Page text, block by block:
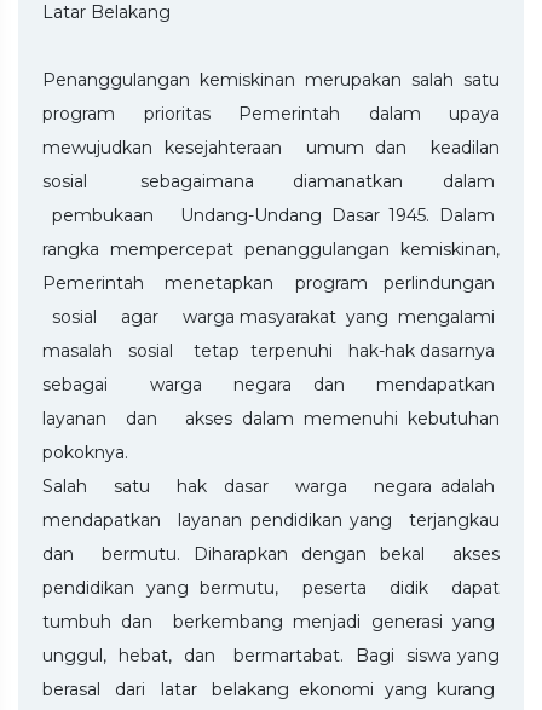
Latar Belakang
Penanggulangan kemiskinan merupakan salah satu
program prioritas Pemerintah dalam upaya
mewujudkan kesejahteraan umum dan keadilan
sosial sebagaimana diamanatkan dalam
pembukaan Undang-Undang Dasar 1945. Dalam
rangka mempercepat penanggulangan kemiskinan,
Pemerintah menetapkan program perlindungan
sosial agar warga masyarakat yang mengalami
masalah sosial tetap terpenuhi hak-hak dasarnya
sebagai warga negara dan mendapatkan
layanan dan akses dalam memenuhi kebutuhan
pokoknya.
Salah satu hak dasar warga negara adalah
mendapatkan layanan pendidikan yang terjangkau
dan bermutu. Diharapkan dengan bekal akses
pendidikan yang bermutu, peserta didik dapat
tumbuh dan berkembang menjadi generasi yang
unggul, hebat, dan bermartabat. Bagi siswa yang
berasal dari latar belakang ekonomi yang kurang